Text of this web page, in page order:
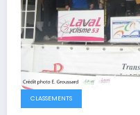
CLASSEMENTS